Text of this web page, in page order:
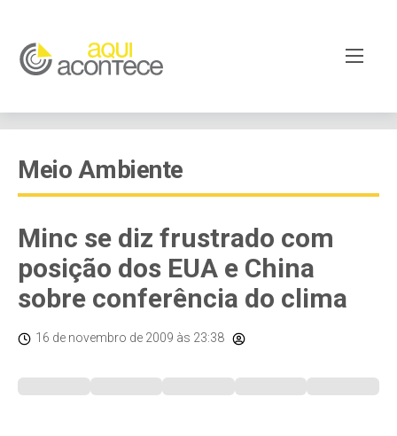
Meio Ambiente
Minc se diz frustrado com
posição dos EUA e China
sobre conferência do clima
16 de novembro de 2009 às 23:38